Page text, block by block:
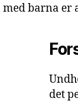
barna er
det